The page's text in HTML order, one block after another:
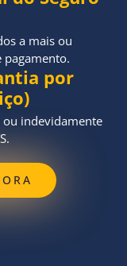
a mais ou
pagamento.
por
ou indevidamente